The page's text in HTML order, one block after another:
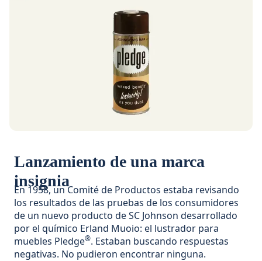
Lanzamiento de una marca
insignia
En 1958, un Comité de Productos estaba revisando
los resultados de las pruebas de los consumidores
de un nuevo producto de SC Johnson desarrollado
por el químico Erland Muoio: el lustrador para
muebles Pledge®. Estaban buscando respuestas
negativas. No pudieron encontrar ninguna.